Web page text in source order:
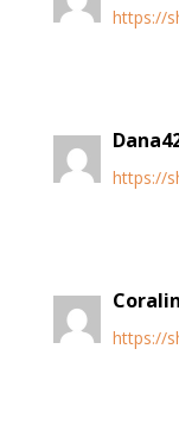
https://
https://
https://